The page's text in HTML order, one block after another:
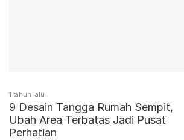
1 tahun lalu
9 Desain Tangga Rumah Sempit,
Ubah Area Terbatas Jadi Pusat
Perhatian